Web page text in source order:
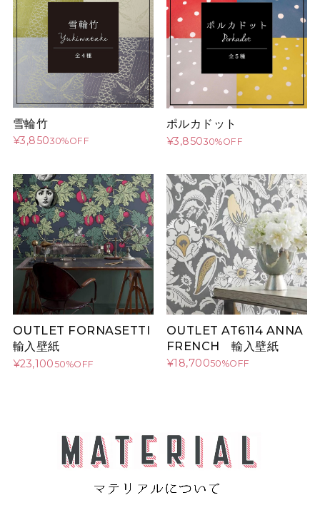
雪輪竹
¥3,85030%OFF
ポルカドット
¥3,85030%OFF
OUTLET FORNASETTI
輸入壁紙
¥23,10050%OFF
OUTLET AT6114 ANNA
FRENCH 輸入壁紙
¥18,70050%OFF